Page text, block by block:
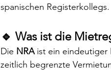
spanischen Registerkollegs.
🔹 Was ist die
Die NRA ist ein eindeutiger
zeitlich begrenzte